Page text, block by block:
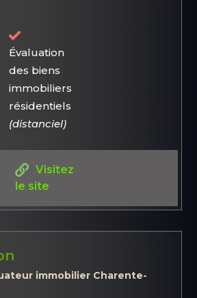
Évaluation
des biens
immobiliers
résidentiels
(distanciel)
Visitez
le site
immobilier Charente-